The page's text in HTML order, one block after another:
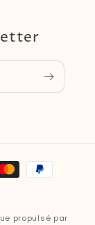
propulsé par